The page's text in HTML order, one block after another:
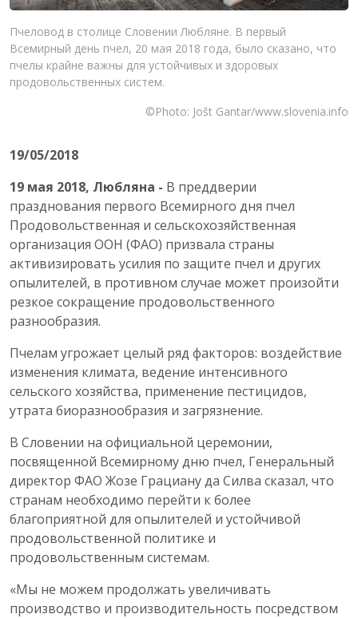
Пчеловод в столице Словении Любляне. В первый
Всемирный день пчел, 20 мая 2018 года, было сказано, что
пчелы крайне важны для устойчивых и здоровых
продовольственных систем.
©Photo: Jošt Gantar/www.slovenia.info
19/05/2018
19 мая 2018, Любляна - В преддверии
празднования первого Всемирного дня пчел
Продовольственная и сельскохозяйственная
организация ООН (ФАО) призвала страны
активизировать усилия по защите пчел и других
опылителей, в противном случае может произойти
резкое сокращение продовольственного
разнообразия.
Пчелам угрожает целый ряд факторов: воздействие
изменения климата, ведение интенсивного
сельского хозяйства, применение пестицидов,
утрата биоразнообразия и загрязнение.
В Словении на официальной церемонии,
посвященной Всемирному дню пчел, Генеральный
директор ФАО Жозе Грациану да Силва сказал, что
странам необходимо перейти к более
благоприятной для опылителей и устойчивой
продовольственной политике и
продовольственным системам.
«Мы не можем продолжать увеличивать
производство и производительность посредством